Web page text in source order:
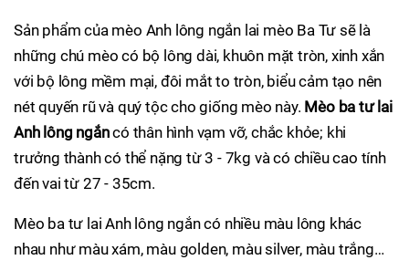
Sản phẩm của mèo Anh lông ngắn lai mèo Ba Tư sẽ là
những chú mèo có bộ lông dài, khuôn mặt tròn, xinh xắn
với bộ lông mềm mại, đôi mắt to tròn, biểu cảm tạo nên
nét quyến rũ và quý tộc cho giống mèo này. Mèo ba tư lai
Anh lông ngắncó thân hình vạm vỡ, chắc khỏe; khi
trưởng thành có thể nặng từ 3 - 7kg và có chiều cao tính
đến vai từ 27 - 35cm.
Mèo ba tư lai Anh lông ngắn có nhiều màu lông khác
nhau như màu xám, màu golden, màu silver, màu trắng…